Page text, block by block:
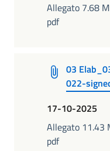
Allegato 7.68
pdf
03
022-
17-10-2025
Allegato 11.43
pdf